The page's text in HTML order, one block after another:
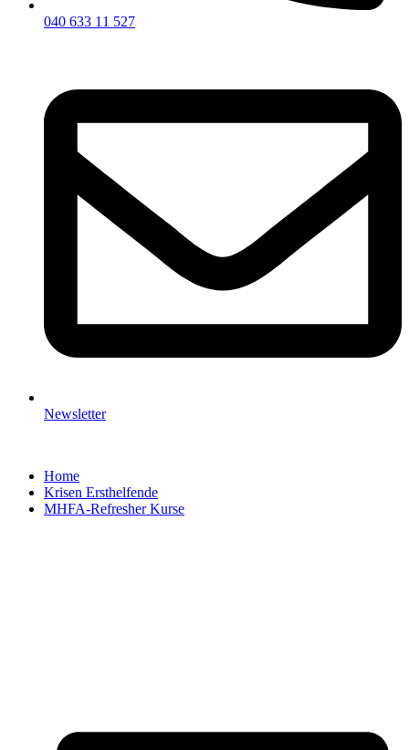
040 633 11 527
Newsletter
Home
Krisen Ersthelfende
MHFA-Refresher Kurse